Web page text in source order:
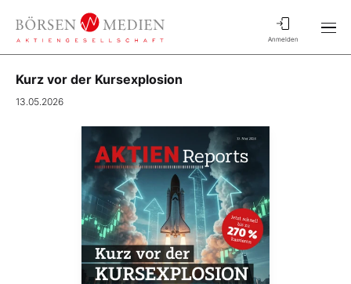
Anmelden
Kurz vor der Kursexplosion
13.05.2026